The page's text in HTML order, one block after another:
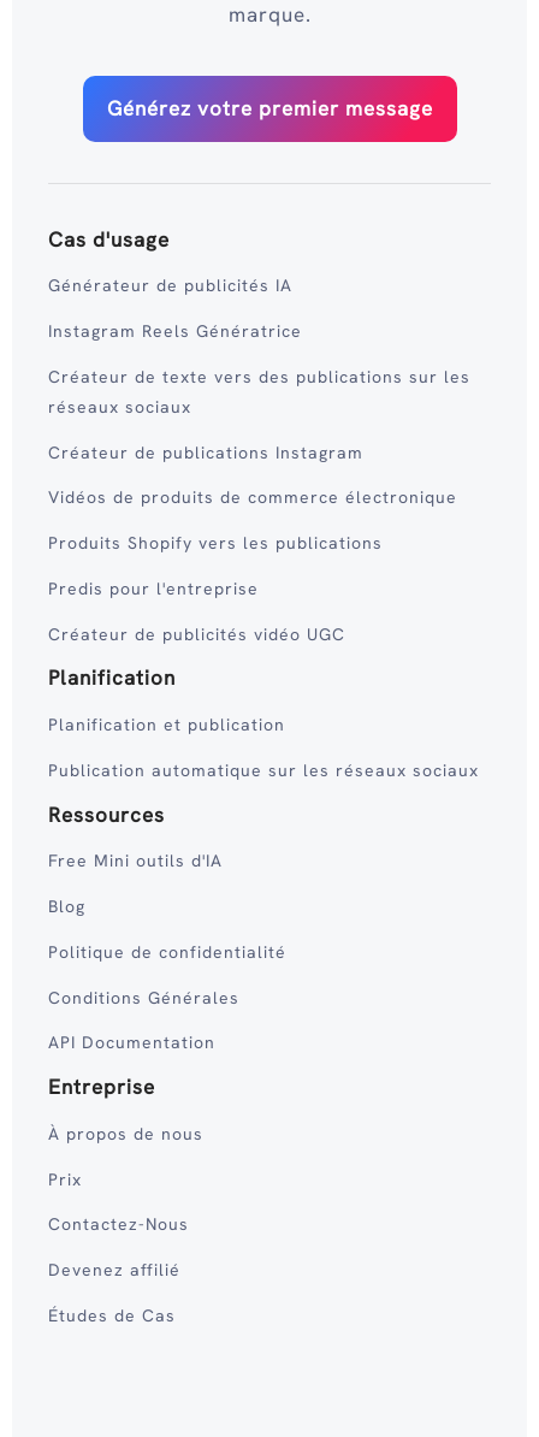
marque.
Générez votre premier message
Cas d'usage
Générateur de publicités IA
Instagram Reels Génératrice
Créateur de texte vers des publications sur les
réseaux sociaux
Créateur de publications Instagram
Vidéos de produits de commerce électronique
Produits Shopify vers les publications
Predis pour l'entreprise
Créateur de publicités vidéo UGC
Planification
Planification et publication
Publication automatique sur les réseaux sociaux
Ressources
Free Mini outils d'IA
Blog
Politique de confidentialité
Conditions Générales
API Documentation
Entreprise
À propos de nous
Prix
Contactez-Nous
Devenez affilié
Études de Cas